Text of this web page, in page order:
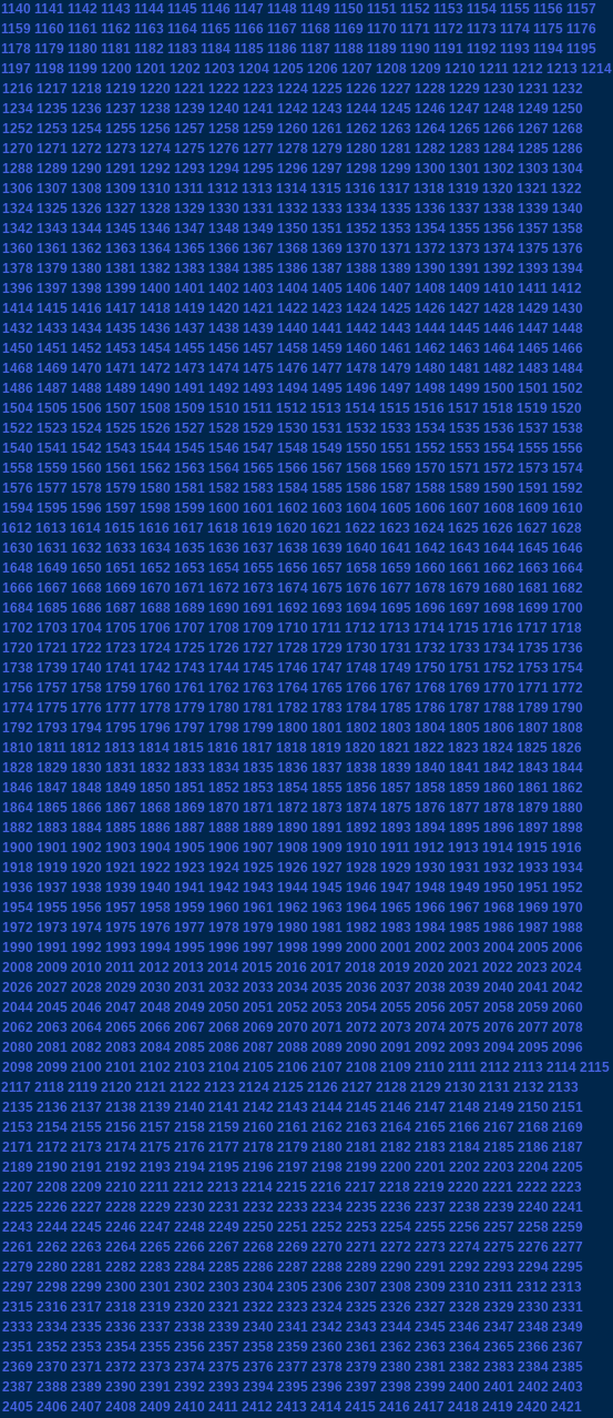
1140 1141 1142 1143 1144 1145 1146 1147 1148 1149 1150 1151 1152 1153 1154 1155 1156 1157
1159 1160 1161 1162 1163 1164 1165 1166 1167 1168 1169 1170 1171 1172 1173 1174 1175 1176
1178 1179 1180 1181 1182 1183 1184 1185 1186 1187 1188 1189 1190 1191 1192 1193 1194 1195
1197 1198 1199 1200 1201 1202 1203 1204 1205 1206 1207 1208 1209 1210 1211 1212 1213 1214
1216 1217 1218 1219 1220 1221 1222 1223 1224 1225 1226 1227 1228 1229 1230 1231 1232
1234 1235 1236 1237 1238 1239 1240 1241 1242 1243 1244 1245 1246 1247 1248 1249 1250
1252 1253 1254 1255 1256 1257 1258 1259 1260 1261 1262 1263 1264 1265 1266 1267 1268
1270 1271 1272 1273 1274 1275 1276 1277 1278 1279 1280 1281 1282 1283 1284 1285 1286
1288 1289 1290 1291 1292 1293 1294 1295 1296 1297 1298 1299 1300 1301 1302 1303 1304
1306 1307 1308 1309 1310 1311 1312 1313 1314 1315 1316 1317 1318 1319 1320 1321 1322
1324 1325 1326 1327 1328 1329 1330 1331 1332 1333 1334 1335 1336 1337 1338 1339 1340
1342 1343 1344 1345 1346 1347 1348 1349 1350 1351 1352 1353 1354 1355 1356 1357 1358
1360 1361 1362 1363 1364 1365 1366 1367 1368 1369 1370 1371 1372 1373 1374 1375 1376
1378 1379 1380 1381 1382 1383 1384 1385 1386 1387 1388 1389 1390 1391 1392 1393 1394
1396 1397 1398 1399 1400 1401 1402 1403 1404 1405 1406 1407 1408 1409 1410 1411 1412
1414 1415 1416 1417 1418 1419 1420 1421 1422 1423 1424 1425 1426 1427 1428 1429 1430
1432 1433 1434 1435 1436 1437 1438 1439 1440 1441 1442 1443 1444 1445 1446 1447 1448
1450 1451 1452 1453 1454 1455 1456 1457 1458 1459 1460 1461 1462 1463 1464 1465 1466
1468 1469 1470 1471 1472 1473 1474 1475 1476 1477 1478 1479 1480 1481 1482 1483 1484
1486 1487 1488 1489 1490 1491 1492 1493 1494 1495 1496 1497 1498 1499 1500 1501 1502
1504 1505 1506 1507 1508 1509 1510 1511 1512 1513 1514 1515 1516 1517 1518 1519 1520
1522 1523 1524 1525 1526 1527 1528 1529 1530 1531 1532 1533 1534 1535 1536 1537 1538
1540 1541 1542 1543 1544 1545 1546 1547 1548 1549 1550 1551 1552 1553 1554 1555 1556
1558 1559 1560 1561 1562 1563 1564 1565 1566 1567 1568 1569 1570 1571 1572 1573 1574
1576 1577 1578 1579 1580 1581 1582 1583 1584 1585 1586 1587 1588 1589 1590 1591 1592
1594 1595 1596 1597 1598 1599 1600 1601 1602 1603 1604 1605 1606 1607 1608 1609 1610
1612 1613 1614 1615 1616 1617 1618 1619 1620 1621 1622 1623 1624 1625 1626 1627 1628
1630 1631 1632 1633 1634 1635 1636 1637 1638 1639 1640 1641 1642 1643 1644 1645 1646
1648 1649 1650 1651 1652 1653 1654 1655 1656 1657 1658 1659 1660 1661 1662 1663 1664
1666 1667 1668 1669 1670 1671 1672 1673 1674 1675 1676 1677 1678 1679 1680 1681 1682
1684 1685 1686 1687 1688 1689 1690 1691 1692 1693 1694 1695 1696 1697 1698 1699 1700
1702 1703 1704 1705 1706 1707 1708 1709 1710 1711 1712 1713 1714 1715 1716 1717 1718
1720 1721 1722 1723 1724 1725 1726 1727 1728 1729 1730 1731 1732 1733 1734 1735 1736
1738 1739 1740 1741 1742 1743 1744 1745 1746 1747 1748 1749 1750 1751 1752 1753 1754
1756 1757 1758 1759 1760 1761 1762 1763 1764 1765 1766 1767 1768 1769 1770 1771 1772
1774 1775 1776 1777 1778 1779 1780 1781 1782 1783 1784 1785 1786 1787 1788 1789 1790
1792 1793 1794 1795 1796 1797 1798 1799 1800 1801 1802 1803 1804 1805 1806 1807 1808
1810 1811 1812 1813 1814 1815 1816 1817 1818 1819 1820 1821 1822 1823 1824 1825 1826
1828 1829 1830 1831 1832 1833 1834 1835 1836 1837 1838 1839 1840 1841 1842 1843 1844
1846 1847 1848 1849 1850 1851 1852 1853 1854 1855 1856 1857 1858 1859 1860 1861 1862
1864 1865 1866 1867 1868 1869 1870 1871 1872 1873 1874 1875 1876 1877 1878 1879 1880
1882 1883 1884 1885 1886 1887 1888 1889 1890 1891 1892 1893 1894 1895 1896 1897 1898
1900 1901 1902 1903 1904 1905 1906 1907 1908 1909 1910 1911 1912 1913 1914 1915 1916
1918 1919 1920 1921 1922 1923 1924 1925 1926 1927 1928 1929 1930 1931 1932 1933 1934
1936 1937 1938 1939 1940 1941 1942 1943 1944 1945 1946 1947 1948 1949 1950 1951 1952
1954 1955 1956 1957 1958 1959 1960 1961 1962 1963 1964 1965 1966 1967 1968 1969 1970
1972 1973 1974 1975 1976 1977 1978 1979 1980 1981 1982 1983 1984 1985 1986 1987 1988
1990 1991 1992 1993 1994 1995 1996 1997 1998 1999 2000 2001 2002 2003 2004 2005 2006
2008 2009 2010 2011 2012 2013 2014 2015 2016 2017 2018 2019 2020 2021 2022 2023 2024
2026 2027 2028 2029 2030 2031 2032 2033 2034 2035 2036 2037 2038 2039 2040 2041 2042
2044 2045 2046 2047 2048 2049 2050 2051 2052 2053 2054 2055 2056 2057 2058 2059 2060
2062 2063 2064 2065 2066 2067 2068 2069 2070 2071 2072 2073 2074 2075 2076 2077 2078
2080 2081 2082 2083 2084 2085 2086 2087 2088 2089 2090 2091 2092 2093 2094 2095 2096
2098 2099 2100 2101 2102 2103 2104 2105 2106 2107 2108 2109 2110 2111 2112 2113 2114 2115
2117 2118 2119 2120 2121 2122 2123 2124 2125 2126 2127 2128 2129 2130 2131 2132 2133
2135 2136 2137 2138 2139 2140 2141 2142 2143 2144 2145 2146 2147 2148 2149 2150 2151
2153 2154 2155 2156 2157 2158 2159 2160 2161 2162 2163 2164 2165 2166 2167 2168 2169
2171 2172 2173 2174 2175 2176 2177 2178 2179 2180 2181 2182 2183 2184 2185 2186 2187
2189 2190 2191 2192 2193 2194 2195 2196 2197 2198 2199 2200 2201 2202 2203 2204 2205
2207 2208 2209 2210 2211 2212 2213 2214 2215 2216 2217 2218 2219 2220 2221 2222 2223
2225 2226 2227 2228 2229 2230 2231 2232 2233 2234 2235 2236 2237 2238 2239 2240 2241
2243 2244 2245 2246 2247 2248 2249 2250 2251 2252 2253 2254 2255 2256 2257 2258 2259
2261 2262 2263 2264 2265 2266 2267 2268 2269 2270 2271 2272 2273 2274 2275 2276 2277
2279 2280 2281 2282 2283 2284 2285 2286 2287 2288 2289 2290 2291 2292 2293 2294 2295
2297 2298 2299 2300 2301 2302 2303 2304 2305 2306 2307 2308 2309 2310 2311 2312 2313
2315 2316 2317 2318 2319 2320 2321 2322 2323 2324 2325 2326 2327 2328 2329 2330 2331
2333 2334 2335 2336 2337 2338 2339 2340 2341 2342 2343 2344 2345 2346 2347 2348 2349
2351 2352 2353 2354 2355 2356 2357 2358 2359 2360 2361 2362 2363 2364 2365 2366 2367
2369 2370 2371 2372 2373 2374 2375 2376 2377 2378 2379 2380 2381 2382 2383 2384 2385
2387 2388 2389 2390 2391 2392 2393 2394 2395 2396 2397 2398 2399 2400 2401 2402 2403
2405 2406 2407 2408 2409 2410 2411 2412 2413 2414 2415 2416 2417 2418 2419 2420 2421